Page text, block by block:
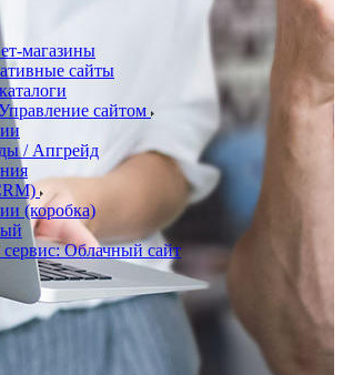
магазины
сайты
сайтом
/ Апгрейд
(коробка)
Облачный сайт